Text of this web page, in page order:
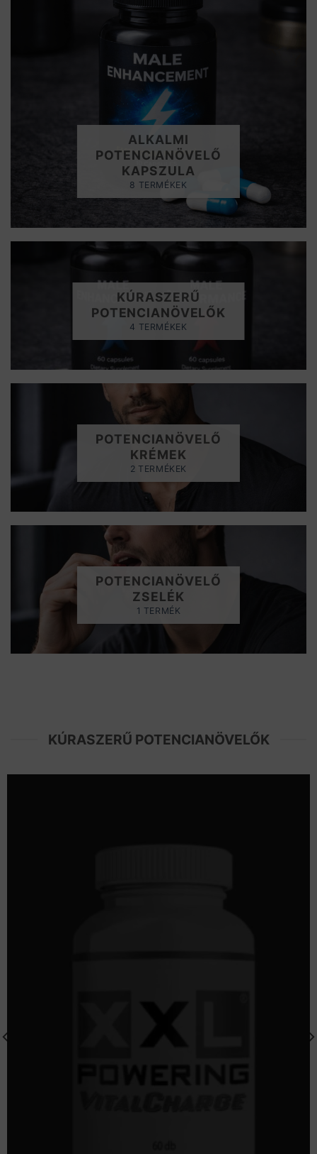
ALKALMI
POTENCIANÖVELŐ
KAPSZULA
8 TERMÉKEK
KÚRASZERŰ
POTENCIANÖVELŐK
4 TERMÉKEK
POTENCIANÖVELŐ
KRÉMEK
2 TERMÉKEK
POTENCIANÖVELŐ
ZSELÉK
1 TERMÉK
KÚRASZERŰ POTENCIANÖVELŐK